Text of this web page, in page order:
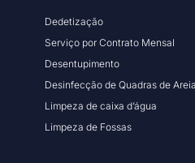
Dedetização
Serviço por Contrato Mensal
Desentupimento
Desinfecção de Quadras de Areia
Limpeza de caixa d’água
Limpeza de Fossas